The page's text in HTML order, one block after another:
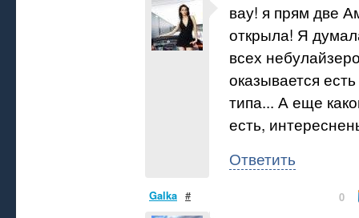
вау! я прям две
открыла! Я
всех
оказывается
типа... А еще
есть,
Ответить
Galka # 0